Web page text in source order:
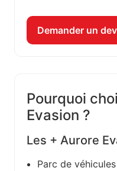
Demander un
Pourquoi
Evasion ?
Les + Aurore
Parc de